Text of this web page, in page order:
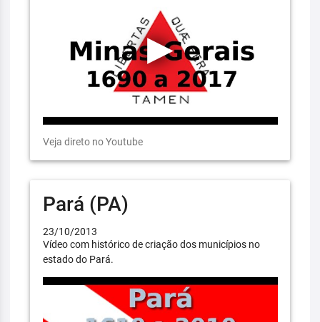
Veja direto no Youtube
Pará (PA)
23/10/2013
Vídeo com histórico de criação dos municípios no
estado do Pará.